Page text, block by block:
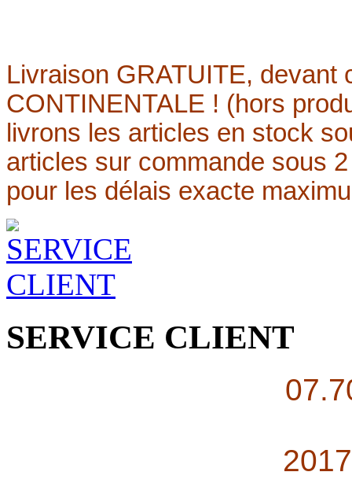
Livraison GRATUITE, devant
CONTINENTALE ! (hors
livrons les articles en stock
articles sur commande sous
pour les délais exacte
SERVICE CLIENT